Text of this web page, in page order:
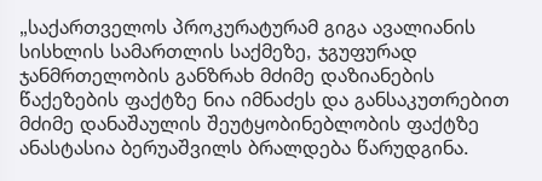
„საქართველოს პროკურატურამ გიგა ავალიანის
სისხლის სამართლის საქმეზე, ჯგუფურად
ჯანმრთელობის განზრახ მძიმე დაზიანების
წაქეზების ფაქტზე ნია იმნაძეს და განსაკუთრებით
მძიმე დანაშაულის შეუტყობინებლობის ფაქტზე
ანასტასია ბერუაშვილს ბრალდება წარუდგინა.